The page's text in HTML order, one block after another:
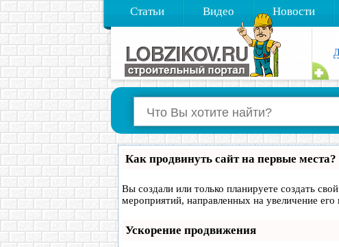
Статьи Видео Новости
Как продвинуть сайт на первые места?
Вы создали или только планируете создать
мероприятий, направленных на увеличение
Ускорение продвижения